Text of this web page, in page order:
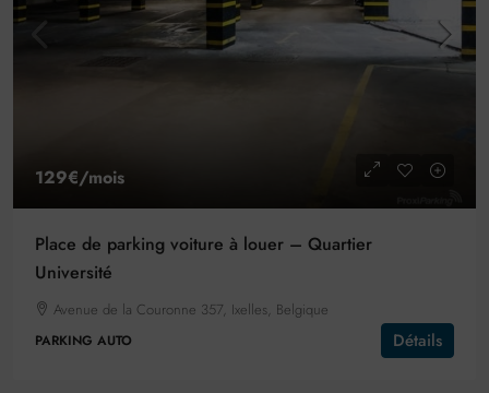
129€/mois
Place de parking voiture à louer – Quartier
Université
Avenue de la Couronne 357, Ixelles, Belgique
PARKING AUTO Détails